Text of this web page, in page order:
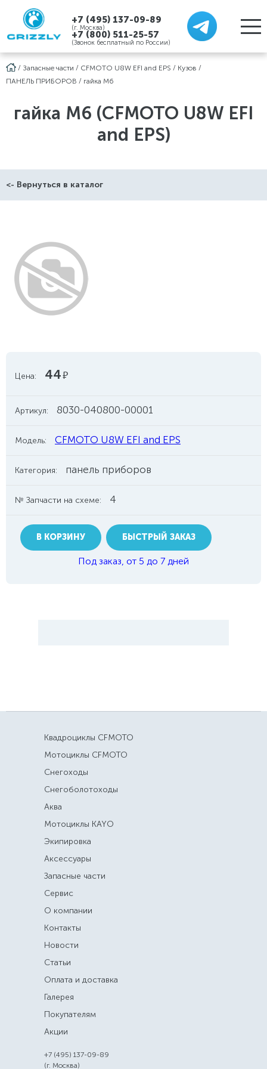
+7 (495) 137-09-89
(г. Москва)
+7 (800) 511-25-57
(Звонок бесплатный по России)
/ Запасные части / CFMOTO U8W EFI and EPS / Кузов /
ПАНЕЛЬ ПРИБОРОВ / гайка М6
гайка М6 (CFMOTO U8W EFI
and EPS)
<- Вернуться в каталог
Цена: 44руб.
Артикул: 8030-040800-00001
Модель: CFMOTO U8W EFI and EPS
Категория: панель приборов
№ Запчасти на схеме: 4
В КОРЗИНУ БЫСТРЫЙ ЗАКАЗ
Под заказ, от 5 до 7 дней
Квадроциклы CFMOTO
Мотоциклы CFMOTO
Снегоходы
Снегоболотоходы
Аква
Мотоциклы KAYO
Экипировка
Аксессуары
Запасные части
Сервис
О компании
Контакты
Новости
Статьи
Оплата и доставка
Галерея
Покупателям
Акции
+7 (495) 137-09-89
(г. Москва)